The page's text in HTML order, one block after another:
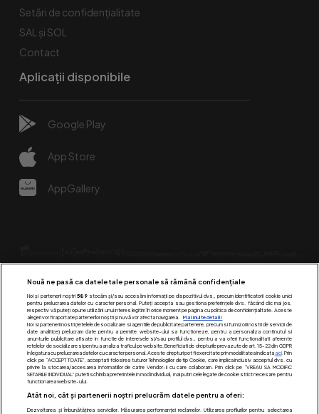
Setări de confidențialitate
SAL și SOL
Contact
Aplicații disponibile
Google Play
App Store
AppGallery
Urmărește-ne pe:
Nouă ne pasă ca datele tale personale să rămână confidențiale
Noi și partenerii noștri 589stocăm și/sau accesăm informații pe dispozitivul dvs., precum identificatorii cookie unici
pentru prelucrarea datelor cu caracter personal. Puteți accepta sau gestiona preferințele dvs. făcând clic mai jos,
respectiv vă puteți opune utilizării unui interes legitim în orice moment pe pagina cu politica de confidențialitate. Aceste
alegeri vor fi raportate partenerilor noștri și nu vă vor afecta navigarea.
Mai multe detalii
Noi si partenerii nostri (retelele de socializare si agentiile de publicitate partenere, precum si furnizorii nostri de servicii de
date analitice) prelucram date pentru a permite website-ului sa functioneze, pentru a personaliza continutul si
anunturile publicitare afisate in functie de interesele si/sau profilul dvs., pentru a va oferi functionalitati aferente
retelelor de socializare si pentru a analiza traficul pe website. Beneficiati de drepturile prevazute de art. 15-22 din GDPR
in legatura cu prelucrarea datelor cu caracter personal. Aceste drepturi pot fi exercitate prin modalitatea indicataaici. Prin
click pe “ACCEPT TOATE”, acceptati folosirea tuturor Tehnologiilor de tip Cookie, care implica inclusiv acceptul dvs. cu
privire la stocarea/accesarea informatiilor de catre Vendor-ii cu care colaboram. Prin click pe “VREAU SA MODIFIC
SETARILE INDIVIDUAL” puteti schimba preferintele in mod individual, mai putin cele legate de cookie strict necesare pentru
functionarea website-ului.
Atât noi, cât și partenerii noștri prelucrăm datele pentru a oferi:
Dezvoltarea și îmbunătățirea serviciilor. Măsurarea performanței reclamelor. Utilizarea profilurilor pentru selectarea